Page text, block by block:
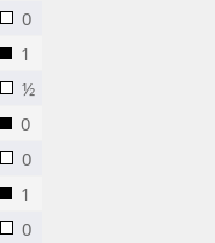
0
1
½
0
0
1
0